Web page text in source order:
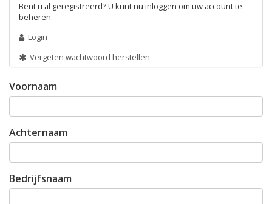
Bent u al geregistreerd? U kunt nu inloggen om uw account te
beheren.
Login
Vergeten wachtwoord herstellen
Voornaam
Achternaam
Bedrijfsnaam